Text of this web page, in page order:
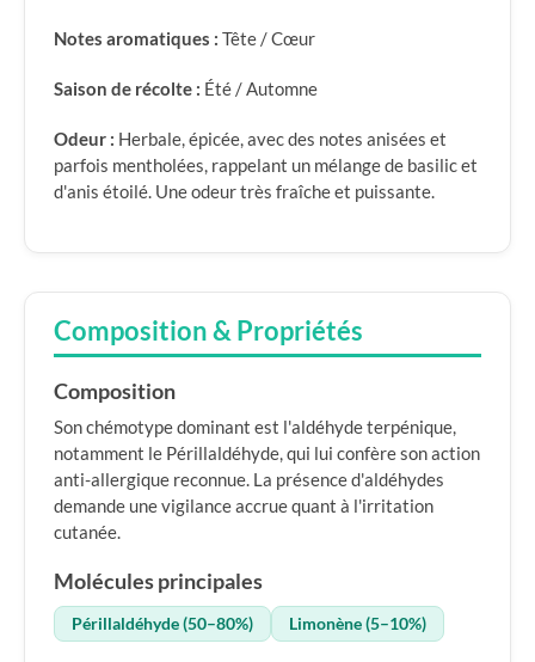
Notes aromatiques : Tête / Cœur
Saison de récolte : Été / Automne
Odeur : Herbale, épicée, avec des notes anisées et
parfois mentholées, rappelant un mélange de basilic et
d'anis étoilé. Une odeur très fraîche et puissante.
Composition & Propriétés
Composition
Son chémotype dominant est l'aldéhyde terpénique,
notamment le Périllaldéhyde, qui lui confère son action
anti-allergique reconnue. La présence d'aldéhydes
demande une vigilance accrue quant à l'irritation
cutanée.
Molécules principales
Périllaldéhyde (50–80%) Limonène (5–10%)